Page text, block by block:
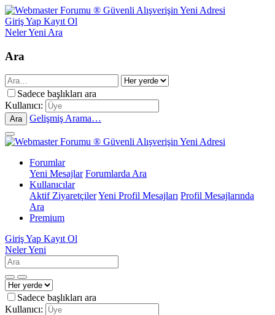
Giriş Yap Kayıt Ol
Neler Yeni Ara
Ara
Sadece başlıkları ara
Kullanıcı:
Ara Gelişmiş Arama…
Forumlar
Yeni Mesajlar Forumlarda Ara
Kullanıcılar
Aktif ZiyaretçilerYeni Profil Mesajları Profil Mesajlarında
Ara
Premium
Giriş Yap Kayıt Ol
Neler Yeni
Sadece başlıkları ara
Kullanıcı: